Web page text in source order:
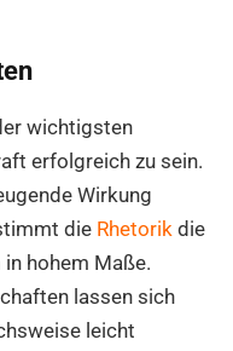
wichtigsten
erfolgreich zu sein.
Wirkung
die Rhetorik die
in hohem Maße.
lassen sich
leicht